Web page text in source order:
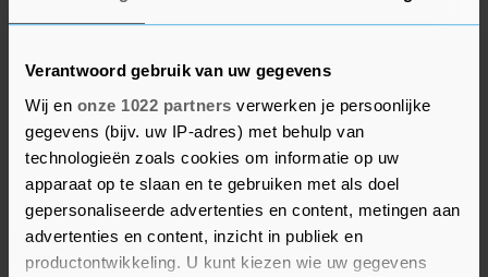
Verantwoord gebruik van uw gegevens
Wij en onze 1022 partners verwerken je persoonlijke
gegevens (bijv. uw IP-adres) met behulp van
technologieën zoals cookies om informatie op uw
apparaat op te slaan en te gebruiken met als doel
gepersonaliseerde advertenties en content, metingen aan
advertenties en content, inzicht in publiek en
productontwikkeling. U kunt kiezen wie uw gegevens